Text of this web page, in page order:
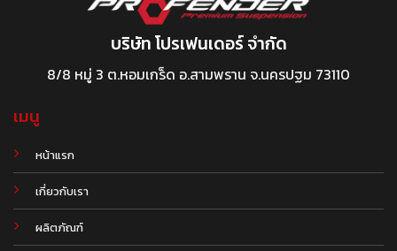
บริษัท โปรเฟนเดอร์ จำกัด
8/8 หมู่ 3 ต.หอมเกร็ด อ.สามพราน จ.นครปฐม 73110
เมนู
หน้าแรก
เกี่ยวกับเรา
ผลิตภัณฑ์